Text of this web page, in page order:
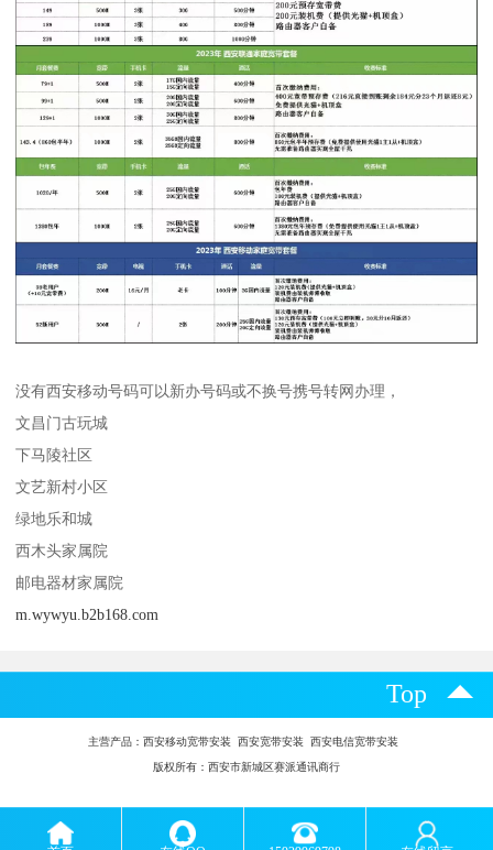
没有西安移动号码可以新办号码或不换号携号转网办理，
文昌门古玩城
下马陵社区
文艺新村小区
绿地乐和城
西木头家属院
邮电器材家属院
m.wywyu.b2b168.com
Top
主营产品： 西安移动宽带安装 西安宽带安装 西安电信宽带安装
版权所有：西安市新城区赛派通讯商行